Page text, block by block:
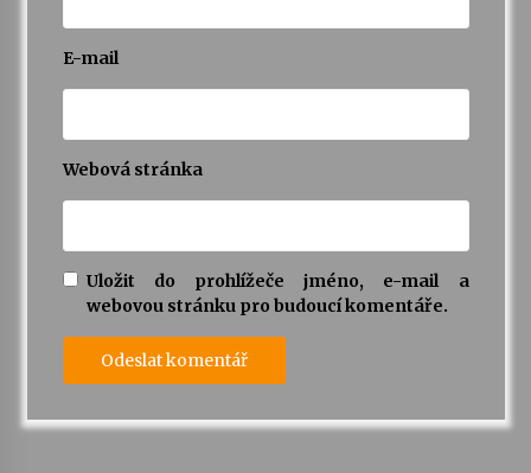
E-mail
Webová stránka
Uložit do prohlížeče jméno, e-mail a
webovou stránku pro budoucí komentáře.